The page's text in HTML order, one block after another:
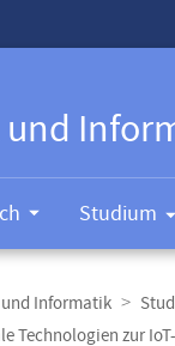
Studium
Informatik
Technologien zur